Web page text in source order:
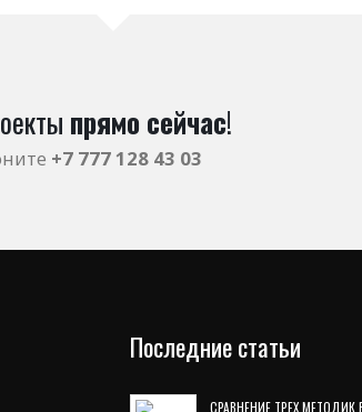
прямо сейчас!
+7 777 128 43 03
Последние статьи
СРАВНЕНИЕ ТРЕХ МЕТОДИК